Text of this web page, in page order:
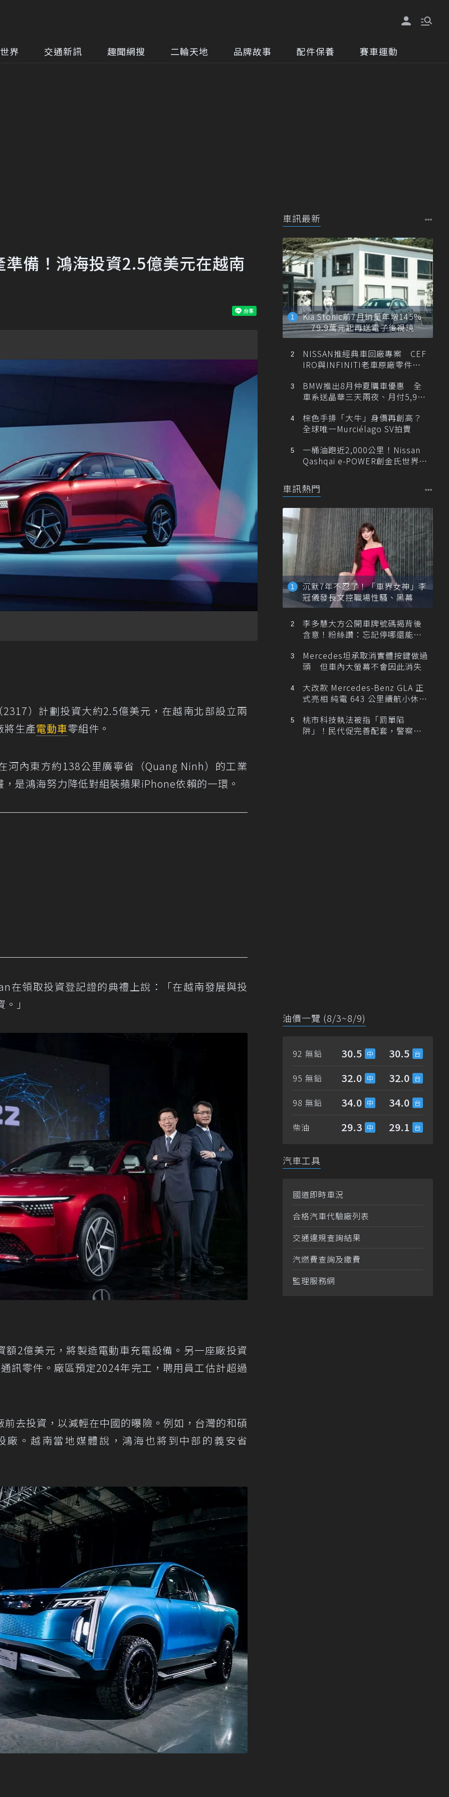
界 交通新訊 趣聞網搜 二輪天地 品牌故事 配件保養 賽車運動
備！鴻海投資2.5億美元在越南
2317）計劃投資大約2.5億美元，在越南北部設立兩
將生產電動車零組件。
河內東方約138公里廣寧省（Quang Ninh）的工業
是鴻海努力降低對組裝蘋果iPhone依賴的一環。
在領取投資登記證的典禮上說：「在越南發展與投
」
2億美元，將製造電動車充電設備。另一座廠投資
訊零件。廠區預定2024年完工，聘用員工估計超過
去投資，以減輕在中國的曝險。例如，台灣的和碩
廠。越南當地媒體說，鴻海也將到中部的義安省
車訊最新
Kia Stonic前7月銷量年增145%
79.9萬元起再送電子後視鏡
NISSAN推經典車回廠專案 CEF
IRO與INFINITI老車原廠零件最
BMW推出8月仲夏購車優惠 全
車系送晶華三天兩夜、月付5,900
棕色手排「大牛」身價再創高？
全球唯一Murciélago SV拍賣
一桶油跑近2,000公里！Nissan
Qashqai e-POWER創金氏世界紀
車訊熱門
沉默7年不忍了！「車界女神」李
冠儀發長文控職場性騷、黑幕
李多慧大方公開車牌號碼揭背後
含意！粉絲讚：忘記停哪還能幫
Mercedes坦承取消實體按鍵做過
頭 但車內大螢幕不會因此消失
大改款 Mercedes-Benz GLA 正
式亮相 純電 643 公里續航小休
桃市科技執法被指「罰單陷
阱」！民代促完善配套，警察局
油價一覽 (8/3~8/9)
92 無鉛 30.5 30.5
95 無鉛 32.0 32.0
98 無鉛 34.0 34.0
柴油 29.3 29.1
汽車工具
國道即時車況
合格汽車代驗廠列表
交通違規查詢結果
汽燃費查詢及繳費
監理服務網